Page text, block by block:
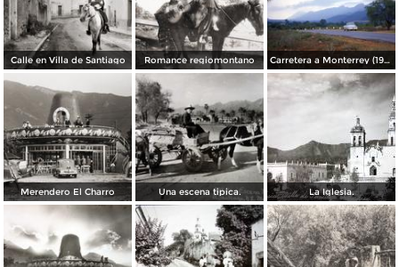
Calle en Villa de Santiago Romance regiomontano Carretera a Monterrey (1954)
Merendero El Charro Una escena tipica. La Iglesia.